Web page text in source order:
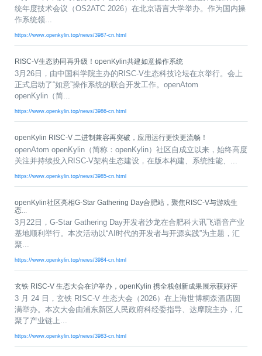
p
h
a
（
x
8
6
）
更
多
架
构
版
本
牌
指
平
台
成
长
体
系
测
用
户
活
动
集
活
动
开
放
原
子
大
赛
G
o
d
o
t
X
o
p
n
K
l
会
回
台
持
续
集
成
平
台
第
三
开
组
件
库
全
洞
公
告
献
协
私
政
策
声
律
声
明
统年度技术会议（OS2ATC 2026）在北京语言大学举办。作为国内操
作系统领...
https://www.openkylin.top/news/3987-cn.html
RISC-V生态协同再升级！openKylin共建如意操作系统
3月26日，由中国科学院主办的RISC-V生态科技论坛在京举行。会上
正式启动了“如意”操作系统的联合开发工作。openAtom
openKylin（简...
https://www.openkylin.top/news/3986-cn.html
openKylin RISC-V 二进制兼容再突破，应用运行更快更流畅！
openAtom openKylin（简称：openKylin）社区自成立以来，始终高度
关注并持续投入RISC-V架构生态建设，在版本构建、系统性能、...
https://www.openkylin.top/news/3985-cn.html
openKylin社区亮相G-Star Gathering Day合肥站，聚焦RISC-V与游戏生
态...
3月22日，G-Star Gathering Day开发者沙龙在合肥科大讯飞语音产业
基地顺利举行。本次活动以“AI时代的开发者与开源实践”为主题，汇
聚...
https://www.openkylin.top/news/3984-cn.html
玄铁 RISC-V 生态大会在沪举办，openKylin 携全栈创新成果展示获好评
3 月 24 日，玄铁 RISC-V 生态大会（2026）在上海世博桐森酒店圆
满举办。本次大会由浦东新区人民政府科经委指导、达摩院主办，汇
聚了产业链上...
https://www.openkylin.top/news/3983-cn.html